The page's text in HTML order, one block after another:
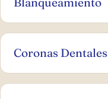
Coronas Dentales